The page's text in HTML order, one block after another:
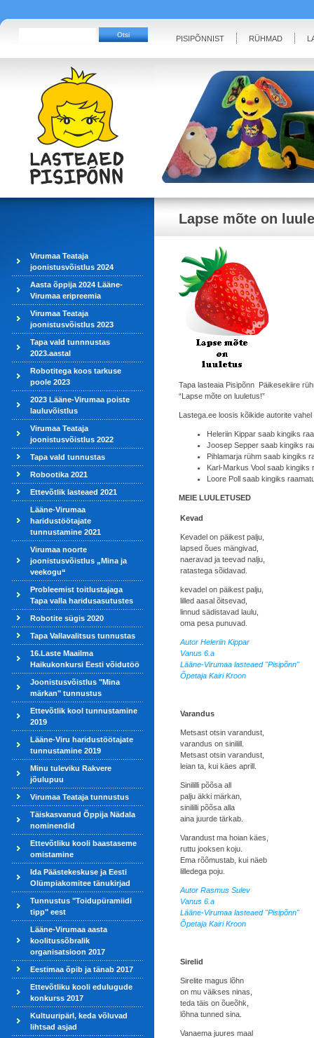
PISIPÕNNIST RÜHMAD
Virumaa Teataja
joonistusvõistlus 2024
Aasta õppija 2024 Lääne-
Virumaa eripreemia
Virumaa Teataja
joonistusvõistlus 2023
Tapa vald tunnnustas
2023.aastal
Robotitega koos tarkuse
poole 2023
2023 Lääne-Virumaa poiste
lauluvõistlus
Virumaa Teataja
joonistusvõistlus 2022
Tapa vald tunnustas
Robootika 2021
Ettevõtlik lasteaed 2021
Lääne-Virumaa
haridustöötajate
tunnustamine 2021
Virumaa noorte
joonistusvõistlus „Mina ja
veekogu“
Probleemist toitlustajaga
Tapa valla haridusasutustes
Robotite sügis 2020
Tapa Vallavalitsus tunnustas
16.Laste Maailma
Haikukonkursi Eesti võidutöö
Joonistusvõistlus "Mina
märkan" tunnustus
Ettevõtlik kool tunnustamine
2019
Lääne-Viru haridustöötajate
tunnustamine 2019
Minu tuleviku Rakvere
jõulupuu
Virumaa Teataja tunnustus
Täiskasvanud Õppija Nädala
nominendid
Ettevõtliku kooli baastaseme
omistamine
Ida Päästekeskuse ja Eesti
Olümpiakomitee tänukirjad
Tunnustus "Toidupüramiidi
tipp" eest
Lääne-Virumaa aasta
koolitussõbralik
organisatsioon 2017
Eestimaa õpib ja tänab 2017
Ettevõtliku kooli edulugude
konkurss 2017
Kultuuripärl, keda võluvad
lihtsad asjad
Lapse mõte on
Tapa lasteaia Pisipõnn Päikesekiire
“Lapse mõte on luuletus!”
Lastega.ee loosis kõikide autorite
Heleriin Kippar saab kingiks
Joosep Sepper saab kingiks
Pihlamarja rühm saab kingiks
Karl-Markus Vool saab kingiks
Loore Poll saab kingiks
MEIE LUULETUSED
Kevad
Kevadel on päikest palju,
lapsed õues mängivad,
naeravad ja teevad nalju,
ratastega sõidavad.
kevadel on päikest palju,
lilled aasal õitsevad,
linnud sädistavad laulu,
oma pesa punuvad.
Autor Heleriin Kippar
Vanus 6.a
Lääne-Virumaa lasteaed "Pisipõnn"
Õpetaja Kairi Kroon
Varandus
Metsast otsin varandust,
varandus on sinilill.
Metsast otsin varandust,
leian ta, kui käes aprill.
Sinililli põõsa all
palju äkki märkan,
sinililli põõsa alla
aina juurde tärkab.
Varandust ma hoian käes,
ruttu jooksen koju.
Ema rõõmustab, kui näeb
lilledega poju.
Autor Rasmus Sulev
Vanus 6.a
Lääne-Virumaa lasteaed "Pisipõnn"
Õpetaja Kairi Kroon
Sirelid
Sirelite magus lõhn
on mu väikses ninas,
teda täis on õueõhk,
lõhna tunned sina.
Vanaema juures maal